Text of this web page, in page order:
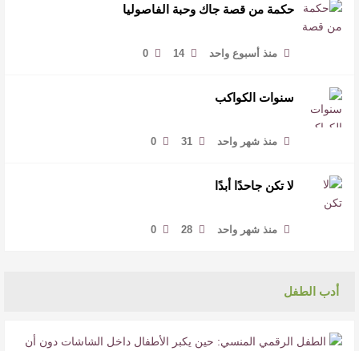
حكمة من قصة جاك وحبة الفاصوليا
منذ أسبوع واحد 14
0
سنوات الكواكب
منذ شهر واحد 31
0
لا تكن جاحدًا أبدًا
منذ شهر واحد 28
0
أدب الطفل